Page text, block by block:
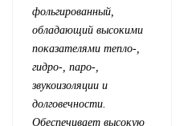
фольгированный,
обладающий высокими
показателями тепло-,
гидро-, паро-,
звукоизоляции и
долговечности.
Обеспечивает высокую